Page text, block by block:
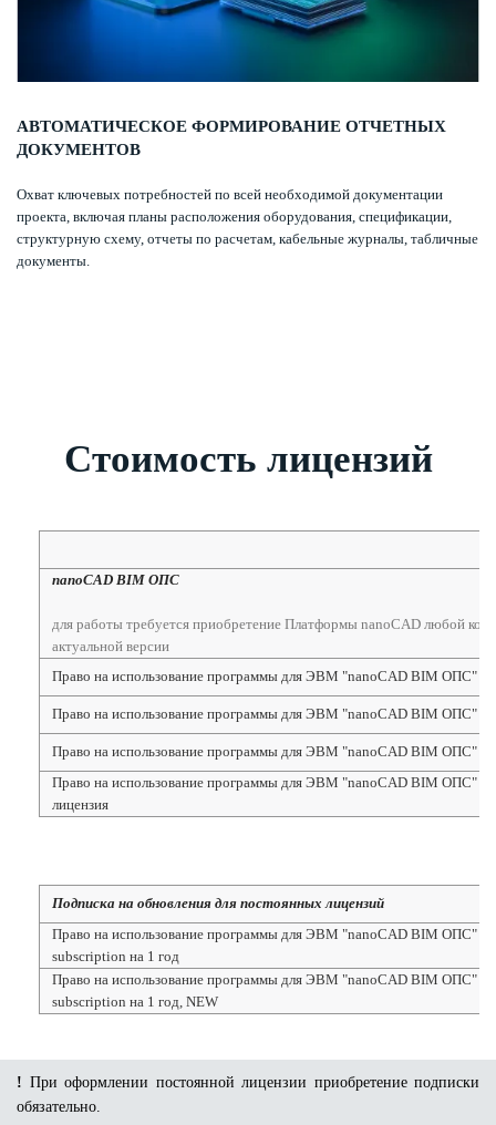
АВТОМАТИЧЕСКОЕ ФОРМИРОВАНИЕ ОТЧЕТНЫХ
ДОКУМЕНТОВ
Охват ключевых потребностей по всей необходимой документации
проекта, включая планы расположения оборудования, спецификации,
структурную схему, отчеты по расчетам, кабельные журналы, табличные
документы.
Стоимость лицензий
nanoCAD BIM ОПС
для работы требуется приобретение Платформы nanoCAD любой
актуальной версии
Право на использование программы для ЭВМ "nanoCAD BIM ОПС"
Право на использование программы для ЭВМ "nanoCAD BIM ОПС"
Право на использование программы для ЭВМ "nanoCAD BIM ОПС"
Право на использование программы для ЭВМ "nanoCAD BIM ОПС"
лицензия
Подписка на обновления для постоянных лицензий
Право на использование программы для ЭВМ "nanoCAD BIM ОПС"
subscription на 1 год
Право на использование программы для ЭВМ "nanoCAD BIM ОПС"
subscription на 1 год, NEW
! При оформлении постоянной лицензии приобретение подписки
обязательно.